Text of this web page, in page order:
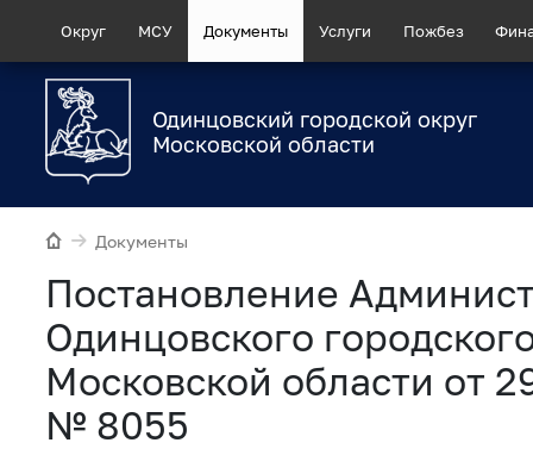
Округ МСУ Документы Услуги Пожбез
Одинцовский городской округ
Московской области
Документы
Постановление
Одинцовского
Московской области от
№ 8055